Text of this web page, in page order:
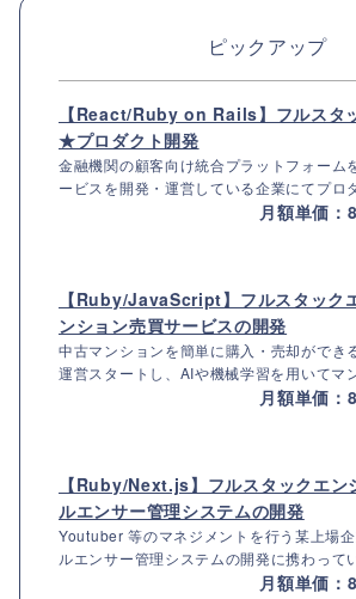
ピックアップ
【React/Ruby on Rails】フルスタ
★プロダクト開発
金融機関の顧客向け統合プラットフォーム
ービスを開発・運営している企業にてプロ
月額単価：
【Ruby/JavaScript】フルスタック
ンション売買サービスの開発
中古マンションを簡単に購入・売却ができ
運営スタートし、AIや機械学習を用いてマ
月額単価：
【Ruby/Next.js】フルスタックエ
ルエンサー管理システムの開発
Youtuber 等のマネジメントを行う某上場
ルエンサー管理システムの開発に携わって
月額単価：